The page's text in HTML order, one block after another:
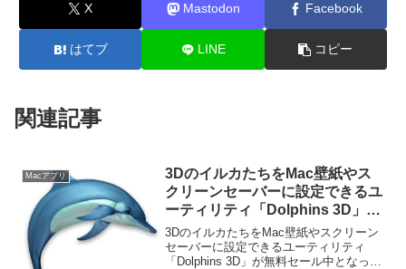
X Mastodon Facebook
はてブ LINE コピー
関連記事
Macアプリ
3DのイルカたちをMac壁紙やス
クリーンセーバーに設定できるユ
ーティリティ「Dolphins 3D」が
無料セール中。
3DのイルカたちをMac壁紙やスクリーン
セーバーに設定できるユーティリティ
「Dolphins 3D」が無料セール中となって